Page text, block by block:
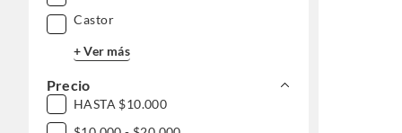
Castor
+ Ver más
Precio
HASTA $10.000